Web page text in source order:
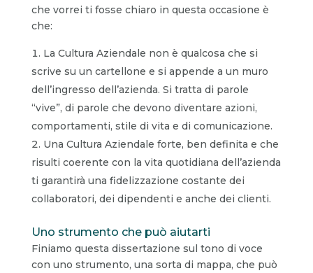
che vorrei ti fosse chiaro in questa occasione è
che:
La Cultura Aziendale non è qualcosa che si
scrive su un cartellone e si appende a un muro
dell’ingresso dell’azienda. Si tratta di parole
“vive”, di parole che devono diventare azioni,
comportamenti, stile di vita e di comunicazione.
Una Cultura Aziendale forte, ben definita e che
risulti coerente con la vita quotidiana dell’azienda
ti garantirà una fidelizzazione costante dei
collaboratori, dei dipendenti e anche dei clienti.
Uno strumento che può aiutarti
Finiamo questa dissertazione sul tono di voce
con uno strumento, una sorta di mappa, che può